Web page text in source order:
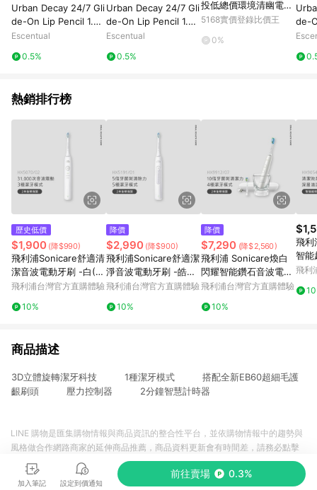
Urban Decay 24/7 Gli
de-On Lip Pencil 1.2g
714
Escentual
0.5%
Urban Decay 24/7 Gli
de-On Lip Pencil 1.2g
Peyote
Escentual
0.5%
投低總價環境清幽電梯
美宅｜台北市北投區溫
5168實價登錄比價王
0%
de-
熱銷排行榜
歷史低價
$1,900 (降$990)
飛利浦Sonicare舒適清
潔音波電動牙刷 -白(H
X5070/02)
飛利浦台灣官方直購體驗
10%
降價
$2,990 (降$900)
飛利浦Sonicare舒適潔
淨音波電動牙刷 -皓月
白(HX5191/01)
飛利浦台灣官方直購體驗
10%
降價
$7,290 (降$2,560)
飛利浦 Sonicare煥白
閃耀智能鑽石音波電動
牙刷-白鑽(HX9912/0
飛利浦台灣官方直購體驗
10%
飛利
智能
白
飛利
商品描述
3D立體旋轉潔牙科技 1種潔牙模式 搭配全新EB60超細毛護
齦刷頭 壓力控制器 2分鐘智慧計時器
加入筆記 設定到價通知
前往賣場 0.3%
LINE 購物是匯集購物情報與商品資訊的整合性平台，並依購物情報中的趨勢與
風格做合作網路商家的延伸商品推薦，商品資料更新會有時間差，請務必點擊
商品至各合作網路商家，確認現售價與購物條件，一切資訊以合作廠商網頁為
準。